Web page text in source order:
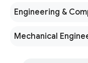
Engineering &
Mechanical